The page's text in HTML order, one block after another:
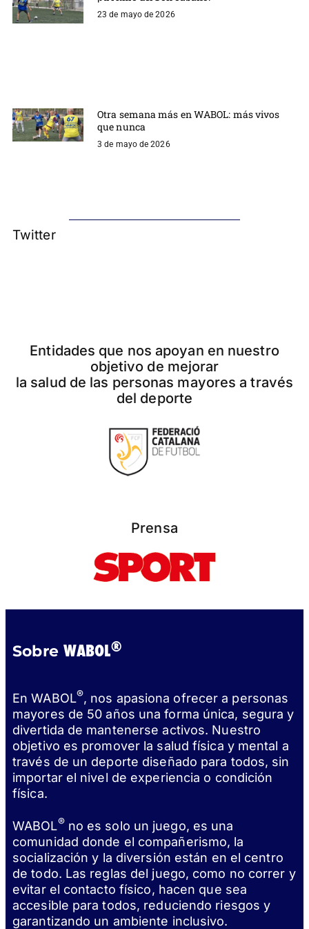
23 de mayo de 2026
Otra semana más en WABOL: más vivos
que nunca
3 de mayo de 2026
Twitter
Entidades que nos apoyan en nuestro
objetivo de mejorar
la salud de las personas mayores a través
del deporte
Prensa
Sobre WABOL®
En WABOL®, nos apasiona ofrecer a personas
mayores de 50 años una forma única, segura y
divertida de mantenerse activos. Nuestro
objetivo es promover la salud física y mental a
través de un deporte diseñado para todos, sin
importar el nivel de experiencia o condición
física.
WABOL®no es solo un juego, es una
comunidad donde el compañerismo, la
socialización y la diversión están en el centro
de todo. Las reglas del juego, como no correr y
evitar el contacto físico, hacen que sea
accesible para todos, reduciendo riesgos y
garantizando un ambiente inclusivo.